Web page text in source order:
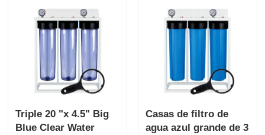
Triple 20 "x 4.5" Big
Blue Clear Water
Casas de filtro de
agua azul grande de 3